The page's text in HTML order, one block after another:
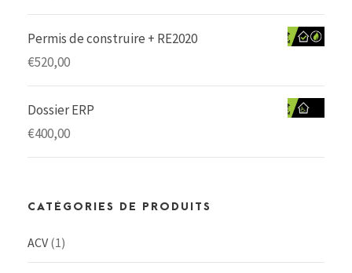
Permis de construire + RE2020
€520,00
Dossier ERP
€400,00
CATÉGORIES DE PRODUITS
ACV (1)